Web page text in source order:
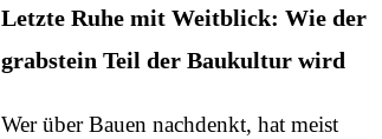
Letzte Ruhe mit Weitblick: Wie der
grabstein Teil der Baukultur wird
Wer über Bauen nachdenkt, hat meist